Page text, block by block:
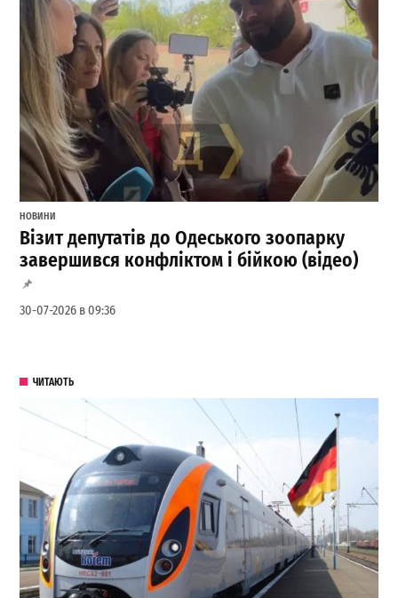
НОВИНИ
Візит депутатів до Одеського зоопарку
завершився конфліктом і бійкою (відео)
30-07-2026 в 09:36
ЧИТАЮТЬ